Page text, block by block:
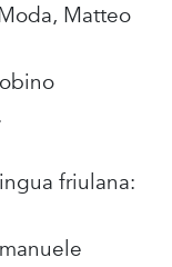
Matteo
friulana: